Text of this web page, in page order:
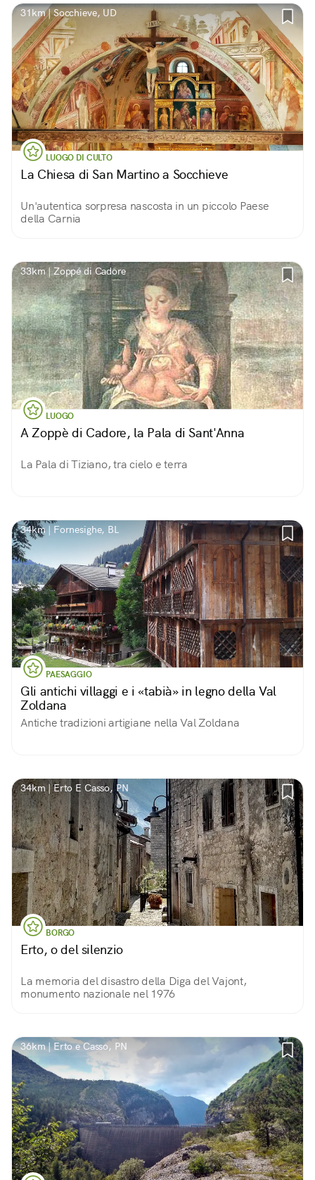
31km | Socchieve, UD
LUOGO DI CULTO
La Chiesa di San Martino a Socchieve
Un'autentica sorpresa nascosta in un piccolo Paese
della Carnia
33km | Zoppé di Cadore
LUOGO
A Zoppè di Cadore, la Pala di Sant'Anna
La Pala di Tiziano, tra cielo e terra
34km | Fornesighe, BL
PAESAGGIO
Gli antichi villaggi e i «tabià» in legno della Val
Zoldana
Antiche tradizioni artigiane nella Val Zoldana
34km | Erto E Casso, PN
BORGO
Erto, o del silenzio
La memoria del disastro della Diga del Vajont,
monumento nazionale nel 1976
36km | Erto e Casso, PN